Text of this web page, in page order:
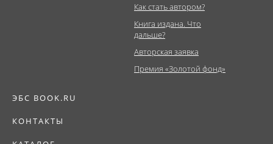
Как стать автором?
Книга издана. Что
дальше?
Авторская заявка
Премия «Золотой фонд»
ЭБС BOOK.RU
КОНТАКТЫ